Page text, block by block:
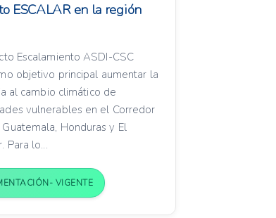
ESCALAR en la región
Escalamiento ASDI-CSC
objetivo principal aumentar la
al cambio climático de
vulnerables en el Corredor
Honduras y El
Para lo...
VIGENTE